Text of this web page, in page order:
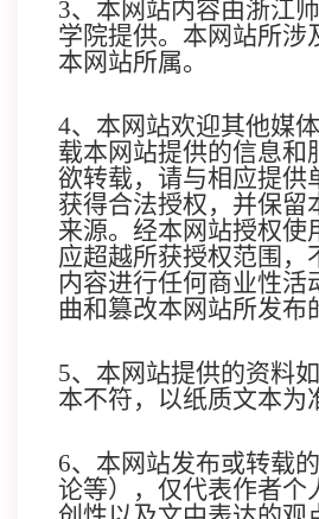
3、 本网站内容由浙江
学院提供。本网站所涉
本网站所属。
4、 本网站欢迎其他媒
载本网站提供的信息和
欲转载，请与相应提供
获得合法授权，并保留
来源。经本网站授权使
应超越所获授权范围，
内容进行任何商业性活
曲和篡改本网站所发布
5、 本网站提供的资料
本不符，以纸质文本为
6、 本网站发布或转载
论等），仅代表作者个